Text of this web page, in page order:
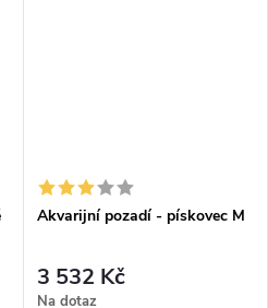
Akvarijní pozadí - pískovec M
3 532 Kč
Na dotaz